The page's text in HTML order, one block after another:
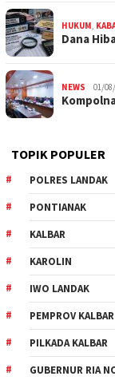
HUKUM,
Dana
NEWS 01/
TOPIK POPULER
POLRES LANDAK
PONTIANAK
KALBAR
KAROLIN
IWO LANDAK
PEMPROV KALBAR
PILKADA KALBAR
GUBERNUR RIA